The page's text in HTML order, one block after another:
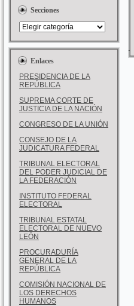
Secciones
Enlaces
PRESIDENCIA DE LA
REPÚBLICA
SUPREMA CORTE DE
JUSTICIA DE LA NACIÓN
CONGRESO DE LA UNIÓN
CONSEJO DE LA
JUDICATURA FEDERAL
TRIBUNAL ELECTORAL
DEL PODER JUDICIAL DE
LA FEDERACIÓN
INSTITUTO FEDERAL
ELECTORAL
TRIBUNAL ESTATAL
ELECTORAL DE NUEVO
LEÓN
PROCURADURÍA
GENERAL DE LA
REPÚBLICA
COMISIÓN NACIONAL DE
LOS DERECHOS
HUMANOS